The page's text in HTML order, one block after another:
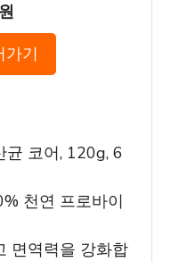
가기
코어, 120g, 6
천연 프로바이
면역력을 강화합